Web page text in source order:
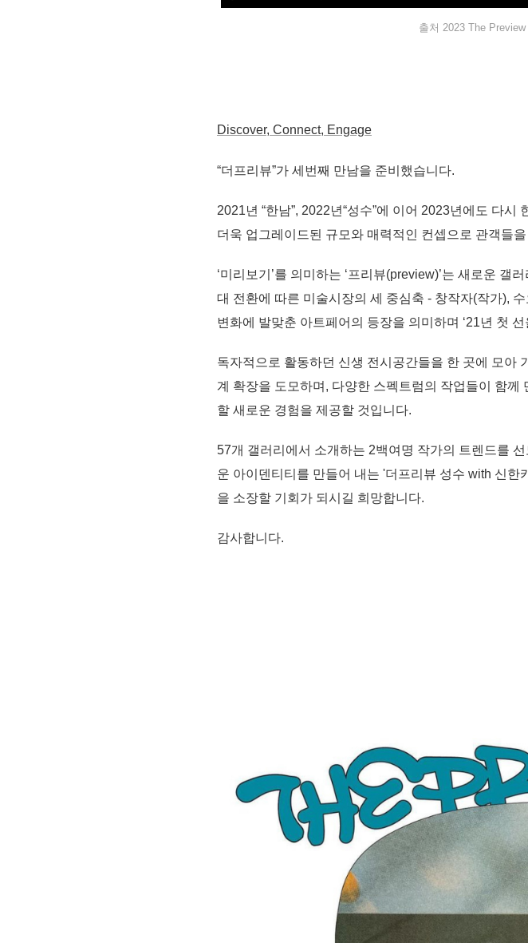
출처 2023 The
Discover, Connect, Engage
“더프리뷰”가 세번째 만남을 준비했습니다.
2021년 “한남”, 2022년“성수”에 이어 2023년에도 다
더욱 업그레이드된 규모와 매력적인 컨셉으로 관객들
‘미리보기’를 의미하는 ‘프리뷰(preview)’는 새로운 갤
대 전환에 따른 미술시장의 세 중심축 - 창작자(작가),
변화에 발맞춘 아트페어의 등장을 의미하며 ‘21년 첫
독자적으로 활동하던 신생 전시공간들을 한 곳에 모아
계 확장을 도모하며, 다양한 스펙트럼의 작업들이 함
할 새로운 경험을 제공할 것입니다.
57개 갤러리에서 소개하는 2백여명 작가의 트렌드를
운 아이덴티티를 만들어 내는 '더프리뷰 성수 with 신
을 소장할 기회가 되시길 희망합니다.
감사합니다.